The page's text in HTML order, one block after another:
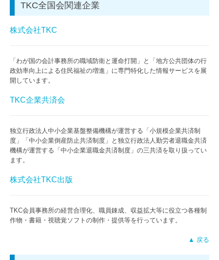
TKC全国会関連企業
株式会社TKC
「わが国の会計事務所の職域防衛と運命打開」と「地方公共団体の行
政効率向上による住民福祉の増進」に専門特化した情報サービスを展
開しています。
TKC企業共済会
独立行政法人中小企業基盤整備機構が運営する「小規模企業共済制
度」「中小企業倒産防止共済制度」と独立行政法人勤労者退職金共済
機構が運営する「中小企業退職金共済制度」の三共済を取り扱ってい
ます。
株式会社TKC出版
TKC会員事務所の経営合理化、職員錬成、収益拡大等に役立つ各種制
作物・書籍・視聴覚ソフトの制作・提供等を行っています。
▲ 戻る